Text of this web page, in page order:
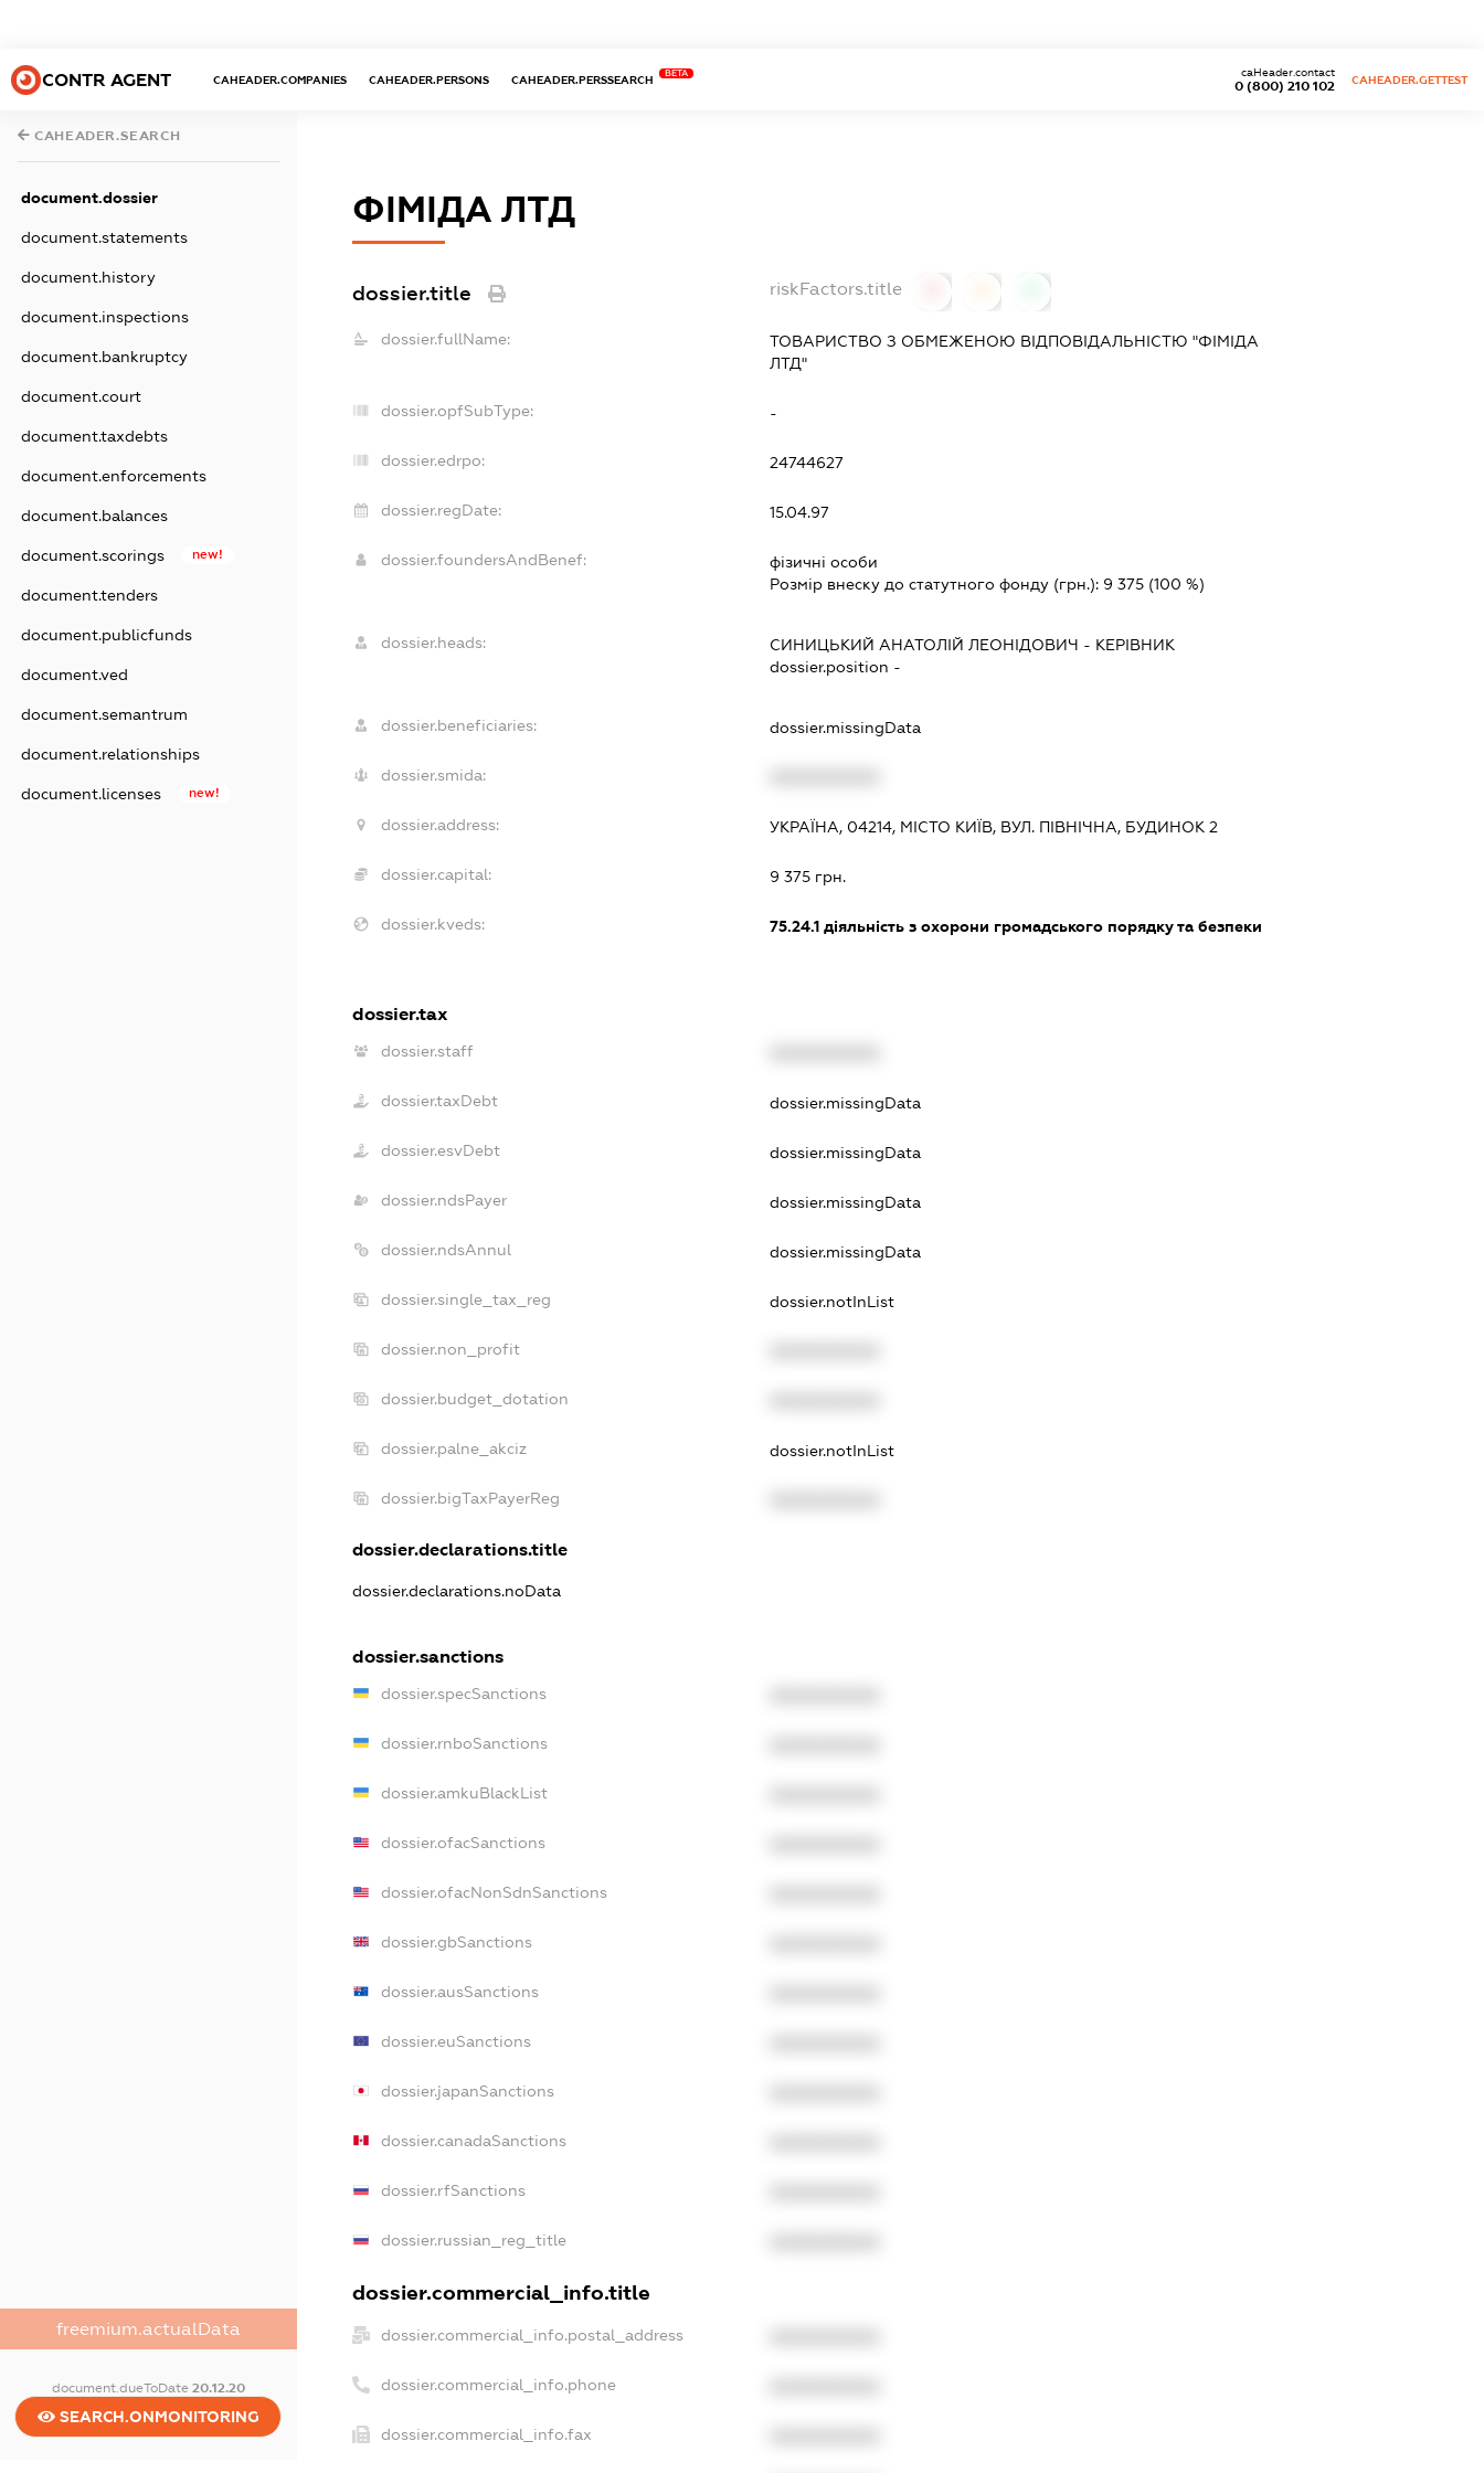
CONTR AGENT CAHEADER.COMPANIES CAHEADER.PERSONS CAHEADER.PERSSEARCH
BETA
0 (800) 210 102
caHeader.contact
CAHEADER.GETTEST
CAHEADER.SEARCH
document.dossier
document.statements
document.history
document.inspections
document.bankruptcy
document.court
document.taxdebts
document.enforcements
document.balances
document.scorings new!
document.tenders
document.publicfunds
document.ved
document.semantrum
document.relationships
document.licenses new!
freemium.actualData
document.dueToDate 20.12.20
SEARCH.ONMONITORING
ФІМІДА ЛТД
dossier.title riskFactors.title
dossier.fullName:
ТОВАРИСТВО З ОБМЕЖЕНОЮ ВІДПОВІДАЛЬНІСТЮ "ФІМІДА
ЛТД"
dossier.opfSubType: -
dossier.edrpo: 24744627
dossier.regDate: 15.04.97
dossier.foundersAndBenef:
фізичні особи
Розмір внеску до статутного фонду (грн.): 9 375 (100 %)
dossier.heads: СИНИЦЬКИЙ АНАТОЛІЙ ЛЕОНІДОВИЧ - КЕРІВНИК
dossier.position -
dossier.beneficiaries: dossier.missingData
dossier.smida:
dossier.address: УКРАЇНА, 04214, МІСТО КИЇВ, ВУЛ. ПІВНІЧНА, БУДИНОК 2
dossier.capital: 9 375 грн.
dossier.kveds: 75.24.1 діяльність з охорони громадського порядку та безпеки
dossier.tax
dossier.staff
dossier.taxDebt dossier.missingData
dossier.esvDebt dossier.missingData
dossier.ndsPayer dossier.missingData
dossier.ndsAnnul dossier.missingData
dossier.single_tax_reg dossier.notInList
dossier.non_profit
dossier.budget_dotation
dossier.palne_akciz dossier.notInList
dossier.bigTaxPayerReg
dossier.declarations.title
dossier.declarations.noData
dossier.sanctions
dossier.specSanctions
dossier.rnboSanctions
dossier.amkuBlackList
dossier.ofacSanctions
dossier.ofacNonSdnSanctions
dossier.gbSanctions
dossier.ausSanctions
dossier.euSanctions
dossier.japanSanctions
dossier.canadaSanctions
dossier.rfSanctions
dossier.russian_reg_title
dossier.commercial_info.title
dossier.commercial_info.postal_address
dossier.commercial_info.phone
dossier.commercial_info.fax